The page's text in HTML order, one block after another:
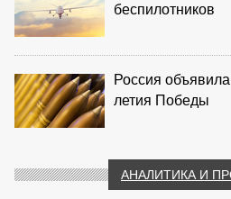
беспилотников
Россия
летия Победы
АНАЛИТИКА И